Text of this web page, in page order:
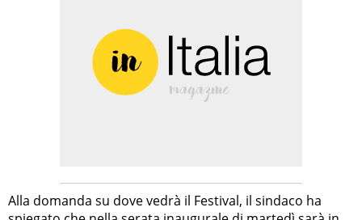
Alla domanda su dove vedrà il Festival, il sindaco ha